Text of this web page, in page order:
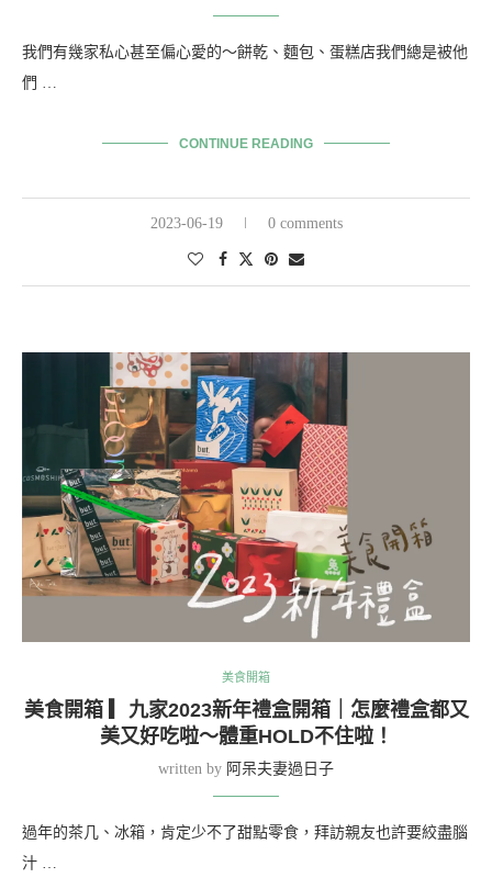
我們有幾家私心甚至偏心愛的～餅乾、麵包、蛋糕店我們總是被他
們 …
CONTINUE READING
2023-06-19 0 comments
美食開箱
美食開箱 ▎九家2023新年禮盒開箱｜怎麼禮盒都又
美又好吃啦～體重HOLD不住啦！
written by 阿呆夫妻過日子
過年的茶几、冰箱，肯定少不了甜點零食，拜訪親友也許要絞盡腦
汁 …